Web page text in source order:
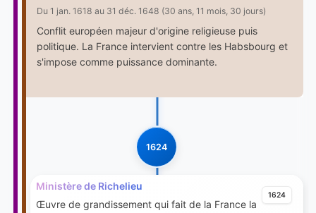
Du 1 jan. 1618 au 31 déc. 1648 (30 ans, 11 mois, 30 jours)
Conflit européen majeur d'origine religieuse puis
politique. La France intervient contre les Habsbourg et
s'impose comme puissance dominante.
1624
1624
Ministère de Richelieu
Œuvre de grandissement qui fait de la France la